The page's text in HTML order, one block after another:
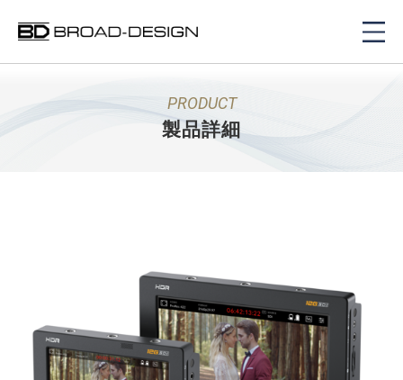
PRODUCT
製品詳細